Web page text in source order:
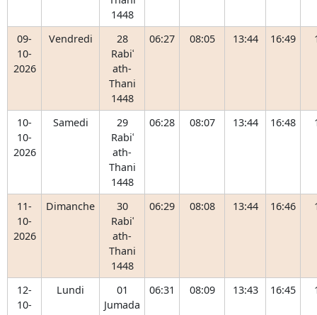
1448
09-
10-
2026
Vendredi
28
Rabiʿ
ath-
Thani
1448
06:27 08:05 13:44 16:49
10-
10-
2026
Samedi
29
Rabiʿ
ath-
Thani
1448
06:28 08:07 13:44 16:48
11-
10-
2026
Dimanche
30
Rabiʿ
ath-
Thani
1448
06:29 08:08 13:44 16:46
12-
10-
Lundi
01
Jumada
06:31 08:09 13:43 16:45